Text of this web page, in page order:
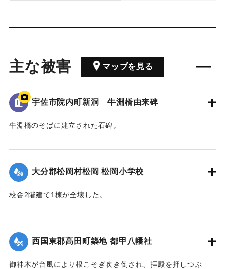
主な被害 マップを見る
宇佐市院内町新洞 牛淵橋由来碑
牛淵橋のそばに建立された石碑。
側にある沖地区と北山地区の交通が寸断された。
その後、新たな橋が架けられたことを記念し、通行人に伝え
るためにこの位置に石碑が建立された。
り、ルース台風後に架けられた橋がそのまま使われている。
牛淵橋由来
此橋ノ下流約四丁許ノ䖏ニ梁瀬ノ渡リガアル古来土橋ヲ架ケ
以
大分郡松岡村松岡 松岡小学校
校舎2階建て1棟が全壊した。
｜固有コード: 005200122
西国東郡高田町築地 都甲八幡社
御神木が台風により根こそぎ吹き倒され、拝殿を押しつぶ